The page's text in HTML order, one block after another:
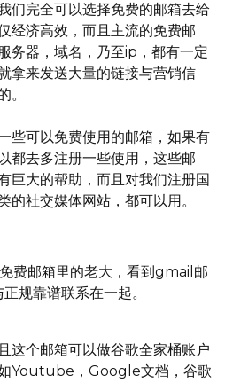
们完全可以选择免费的邮箱去给
经济高效，而且主流的免费邮
务器，域名，乃至ip，都有一定
拿来发送大量的链接与营销信
。
些可以免费使用的邮箱，如果有
都去多注册一些使用，这些邮
巨大的帮助，而且对我们注册国
的社交媒体网站，都可以用。
费邮箱里的老大，看到gmail邮
规靠谱联系在一起。
这个邮箱可以做谷歌全家桶账户
Youtube，Google文档，谷歌